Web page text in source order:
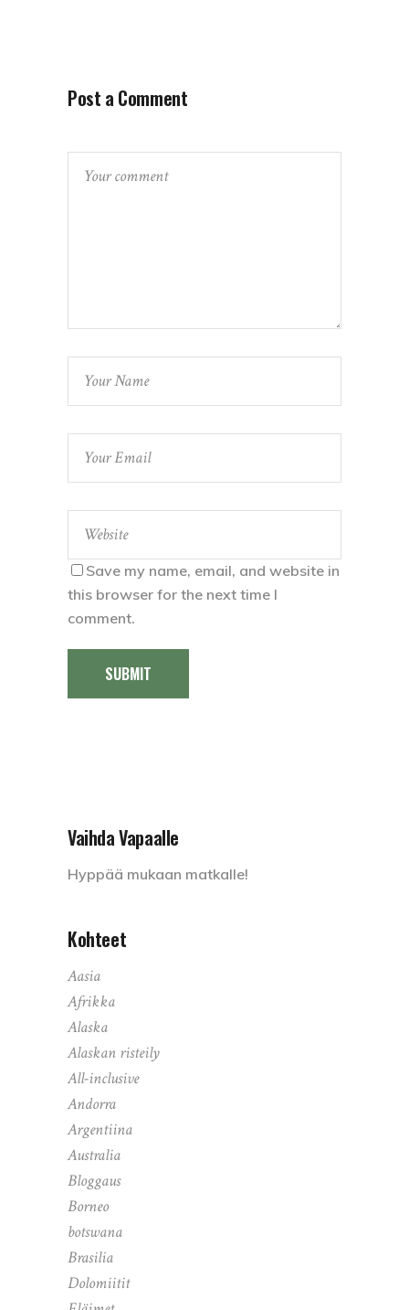
Post a Comment
Save my name, email, and website in
this browser for the next time I
comment.
SUBMIT
Vaihda Vapaalle
Hyppää mukaan matkalle!
Kohteet
Aasia
Afrikka
Alaska
Alaskan risteily
All-inclusive
Andorra
Argentiina
Australia
Bloggaus
Borneo
botswana
Brasilia
Dolomiitit